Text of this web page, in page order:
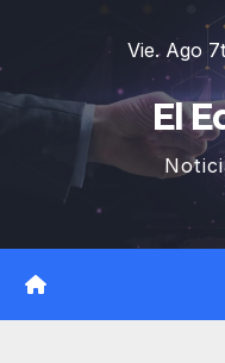
contenido
Vie. Ago
El